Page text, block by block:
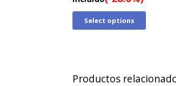
original
era:
actual
Select options
Productos